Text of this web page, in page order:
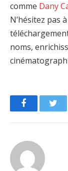
comme Dany
N’hésitez pas
noms,
Facebook